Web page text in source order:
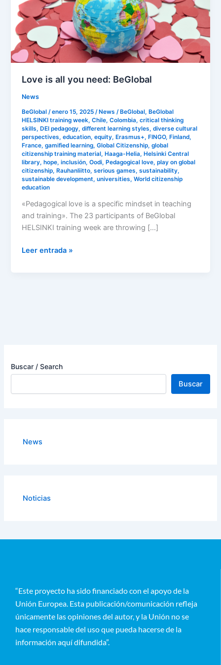
Love is all you need: BeGlobal
News
BeGlobal/enero 15, 2025/ News / BeGlobal, BeGlobal
HELSINKI training week,Chile,Colombia,critical thinking
skills, DEI pedagogy,different learning styles,diverse cultural
perspectives,education,equity, Erasmus+, FINGO, Finland,
France,gamified learning,Global Citizenship,global
citizenship training material, Haaga-Helia, Helsinki Central
library, hope,inclusión,Oodi, Pedagogical love,play on global
citizenship, Rauhanliitto,serious games,sustainability,
sustainable development,universities,World citizenship
education
«Pedagogical love is a specific mindset in teaching
and training». The 23 participants of BeGlobal
HELSINKI training week are throwing […]
need:
BeGlobal
Leer entrada »
Buscar / Search
Buscar
News
Noticias
“Este proyecto ha sido financiado con el apoyo de la
Unión Europea. Esta publicación/comunicación refleja
únicamente las opiniones del autor, y la Unión no se
hace responsable del uso que pueda hacerse de la
información aquí difundida”.